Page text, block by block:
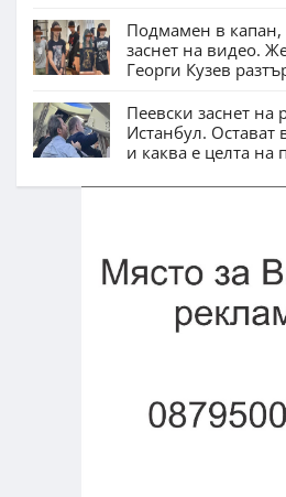
Подмамен в капан,
заснет на видео.
Георги Кузев
Пеевски заснет на
Истанбул.
и каква е целта на